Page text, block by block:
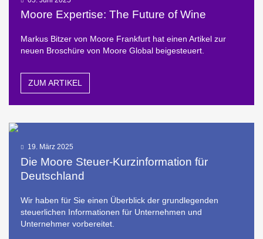
Moore Expertise: The Future of Wine
Markus Bitzer von Moore Frankfurt hat einen Artikel zur
neuen Broschüre von Moore Global beigesteuert.
ZUM ARTIKEL
19. März 2025
Die Moore Steuer-Kurzinformation für
Deutschland
Wir haben für Sie einen Überblick der grundlegenden
steuerlichen Informationen für Unternehmen und
Unternehmer vorbereitet.